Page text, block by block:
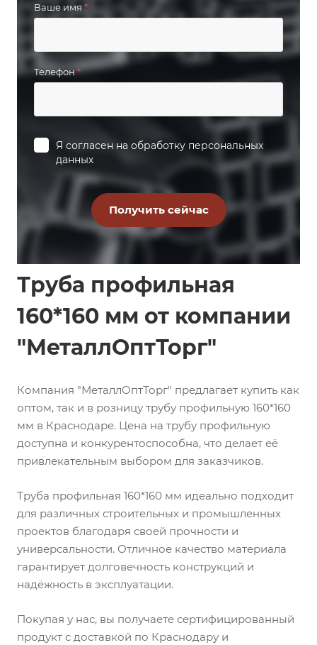
Ваше имя *
Телефон*
Я согласен на обработку персональных
данных
Труба профильная
160*160 мм от компании
"МеталлОптТорг"
Компания "МеталлОптТорг" предлагает купить как
оптом, так и в розницу трубу профильную 160*160
мм в Краснодаре. Цена на трубу профильную
доступна и конкурентоспособна, что делает её
привлекательным выбором для заказчиков.
Труба профильная 160*160 мм идеально подходит
для различных строительных и промышленных
проектов благодаря своей прочности и
универсальности. Отличное качество материала
гарантирует долговечность конструкций и
надёжность в эксплуатации.
Покупая у нас, вы получаете сертифицированный
продукт с доставкой по Краснодару и